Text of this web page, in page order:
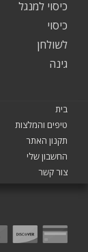
כיסוי למנגל
כיסוי
לשולחן
גינה
בית
טיפים והמלצות
תקנון האתר
החשבון שלי
צור קשר